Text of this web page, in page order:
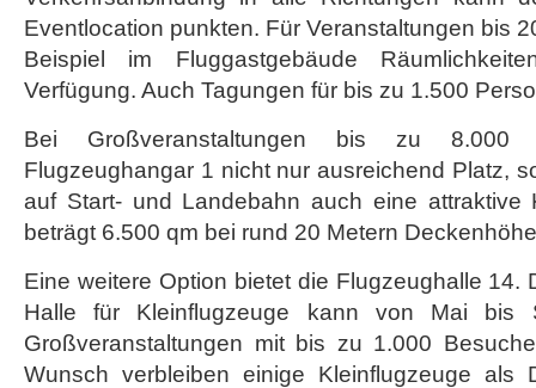
Veranstaltungen
zur
Verfügung
Eventlocation punkten. Für Veranstaltungen bis
Beispiel im Fluggastgebäude
Verfügung. Auch Tagungen für bis zu 1.500
Bei Großveranstaltungen bis zu 8.000
Flugzeughangar 1 nicht nur ausreichend Platz,
auf Start- und Landebahn auch eine attraktive
beträgt 6.500 qm bei rund 20 Metern
Eine weitere Option bietet die Flugzeughalle 14.
Halle für Kleinflugzeuge kann von Mai bis
Großveranstaltungen mit bis zu 1.000
Wunsch verbleiben einige Kleinflugzeuge als